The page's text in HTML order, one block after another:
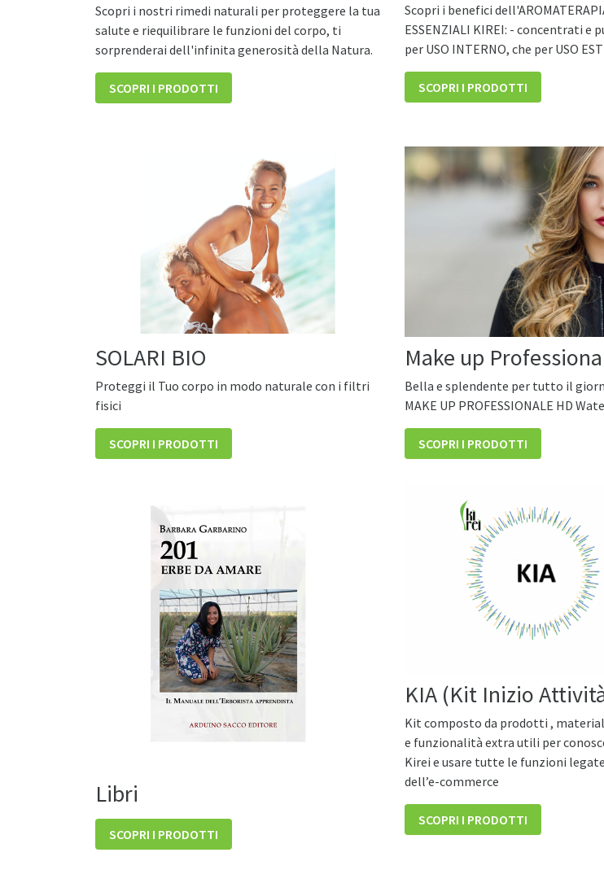
Scopri i nostri rimedi naturali per proteggere la tua
salute e riequilibrare le funzioni del corpo, ti
sorprenderai dell'infinita generosità della Natura.
SCOPRI I PRODOTTI
Scopri i benefici
ESSENZIALI KIREI: - concentrati e
per USO INTERNO, che per USO
SCOPRI I PRODOTTI
SOLARI BIO
Proteggi il Tuo corpo in modo naturale con i filtri
fisici
SCOPRI I PRODOTTI
Make up
Bella e splendente per tutto il
MAKE UP PROFESSIONALE HD
SCOPRI I PRODOTTI
Libri
SCOPRI I PRODOTTI
KIA (Kit Inizio
Kit composto da prodotti ,
e funzionalità extra utili per
Kirei e usare tutte le funzioni
dell’e-commerce
SCOPRI I PRODOTTI